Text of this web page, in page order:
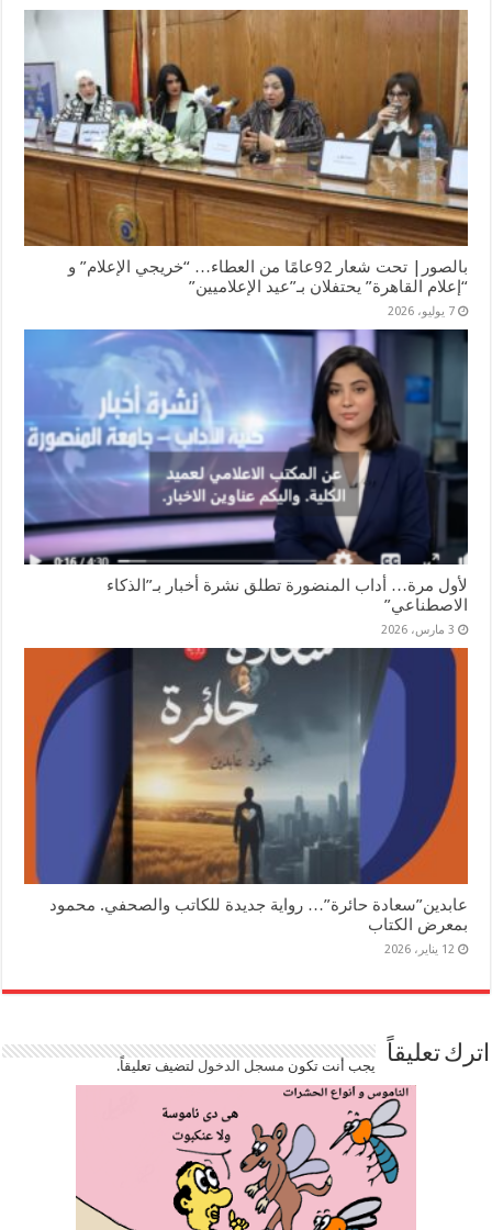
بالصور| تحت شعار 92عامًا من العطاء… “خريجي الإعلام” و
“إعلام القاهرة” يحتفلان بـ”عيد الإعلاميين”
7 يوليو، 2026
لأول مرة… أداب المنضورة تطلق نشرة أخبار بـ”الذكاء
الاصطناعي”
3 مارس، 2026
عابدين”سعادة حائرة”… رواية جديدة للكاتب والصحفي. محمود
بمعرض الكتاب
12 يناير، 2026
اترك تعليقاً يجب أنت تكون مسجل الدخوللتضيف تعليقاً.